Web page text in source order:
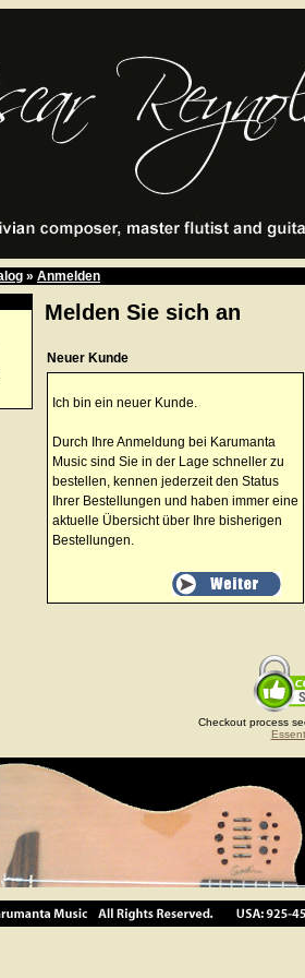
» Anmelden
Melden Sie sich an
Neuer Kunde
Ich bin ein neuer Kunde.
Durch Ihre Anmeldung bei Karumanta
Music sind Sie in der Lage schneller zu
bestellen, kennen jederzeit den Status
Ihrer Bestellungen und haben immer eine
aktuelle Übersicht über Ihre bisherigen
Bestellungen.
Checkout process